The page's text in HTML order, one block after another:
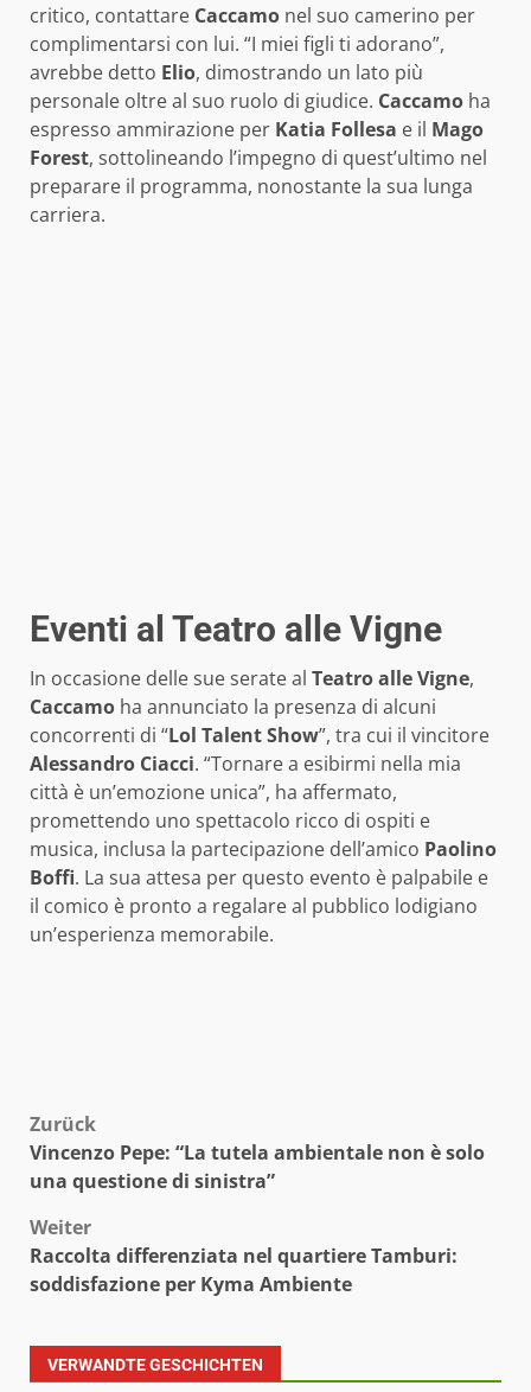
critico, contattare Caccamo nel suo camerino per
complimentarsi con lui. “I miei figli ti adorano”,
avrebbe detto Elio, dimostrando un lato più
personale oltre al suo ruolo di giudice. Caccamo ha
espresso ammirazione per Katia Follesa e il Mago
Forest, sottolineando l’impegno di quest’ultimo nel
preparare il programma, nonostante la sua lunga
carriera.
Eventi al Teatro alle Vigne
In occasione delle sue serate al Teatro alle Vigne,
Caccamo ha annunciato la presenza di alcuni
concorrenti di “Lol Talent Show”, tra cui il vincitore
Alessandro Ciacci. “Tornare a esibirmi nella mia
città è un’emozione unica”, ha affermato,
promettendo uno spettacolo ricco di ospiti e
musica, inclusa la partecipazione dell’amico Paolino
Boffi. La sua attesa per questo evento è palpabile e
il comico è pronto a regalare al pubblico lodigiano
un’esperienza memorabile.
Beitragsnavigation
Zurück
Vincenzo Pepe: “La tutela ambientale non è solo
una questione di sinistra”
Weiter
Raccolta differenziata nel quartiere Tamburi:
soddisfazione per Kyma Ambiente
VERWANDTE GESCHICHTEN